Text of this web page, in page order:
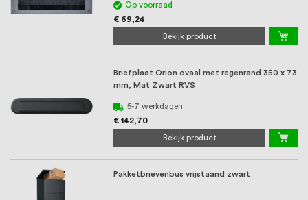
Op voorraad
€ 69,24
Bekijk product
Briefplaat Orion ovaal met regenrand 350 x 73
mm, Mat Zwart RVS
5-7 werkdagen
€ 142,70
Bekijk product
Pakketbrievenbus vrijstaand zwart